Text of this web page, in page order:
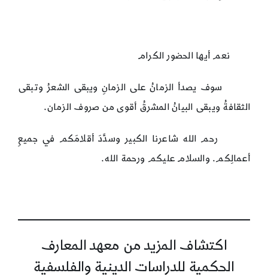
نعم أيها الحضور الكرام
سوف يصدأ الزمانُ على الزمانِ ويبقى الشعرُ وتبقى
الثقافةُ ويبقى البيانُ المشرقُ أقوى من صروف الزمان.
رحم الله شاعرنا الكبير وسدَّدَ أقلامَكم في جميعِ
أعمالِكم. والسلام عليكم ورحمة الله.
اكتشاف المزيد من معهد المعارف
الحكمية للدراسات الدينية والفلسفية